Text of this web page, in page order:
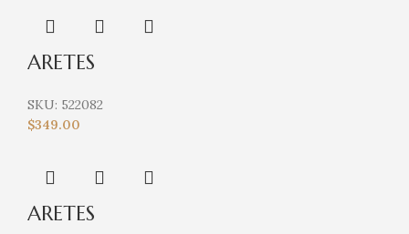
ARETES
SKU: 522082
$349.00
ARETES